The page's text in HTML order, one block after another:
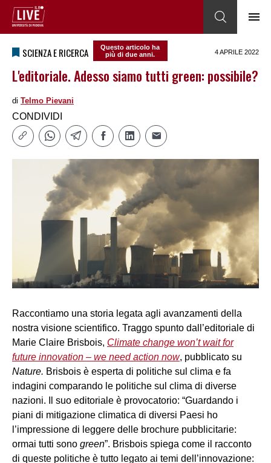
SCIENZA E RICERCA
Questo articolo ha
più di due anni.
4 APRILE 2022
L'editoriale. Adesso siamo tutti green: possibile?
di Telmo Pievani
CONDIVIDI
Raccontiamo una storia legata agli avanzamenti della
nostra visione scientifico. Traggo spunto dall’editoriale di
Marie Claire Brisbois, Climate change won’t wait for
future innovation – we need action now, pubblicato su
Nature. Brisbois è esperta di politiche sul clima e fa
indagini comparando le politiche sul clima di diverse
nazioni. Il suo editoriale è provocatorio: “Guardando i
piani di mitigazione climatica di diversi Paesi ho
l’impressione di leggere delle brochure pubblicitarie:
ormai tutti sono green”. Brisbois spiega come il racconto
di queste politiche è tutto legato ai temi dell’innovazione: